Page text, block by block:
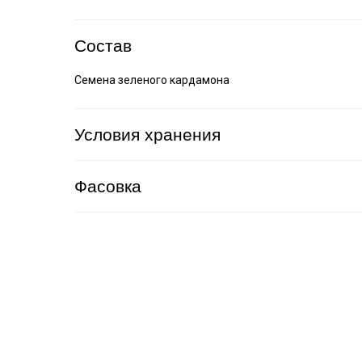
Состав
Семена зеленого кардамона
Условия хранения
Фасовка